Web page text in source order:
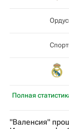
Полная
"Валенсия"